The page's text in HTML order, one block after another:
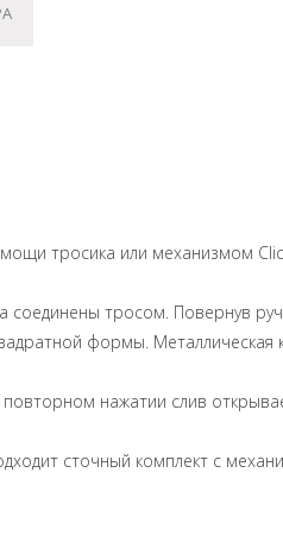
тросика или механизмом
соединены тросом. Повернув
формы. Металлическая
нажатии слив
сточный комплект с